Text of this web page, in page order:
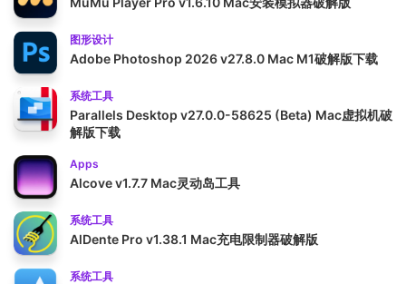
图形设计
Adobe Photoshop 2026 v27.8.0 Mac M1破解版下载
系统工具
Parallels Desktop v27.0.0-58625 (Beta) Mac虚拟机破
解版下载
Apps
Alcove v1.7.7 Mac灵动岛工具
系统工具
AlDente Pro v1.38.1 Mac充电限制器破解版
系统工具